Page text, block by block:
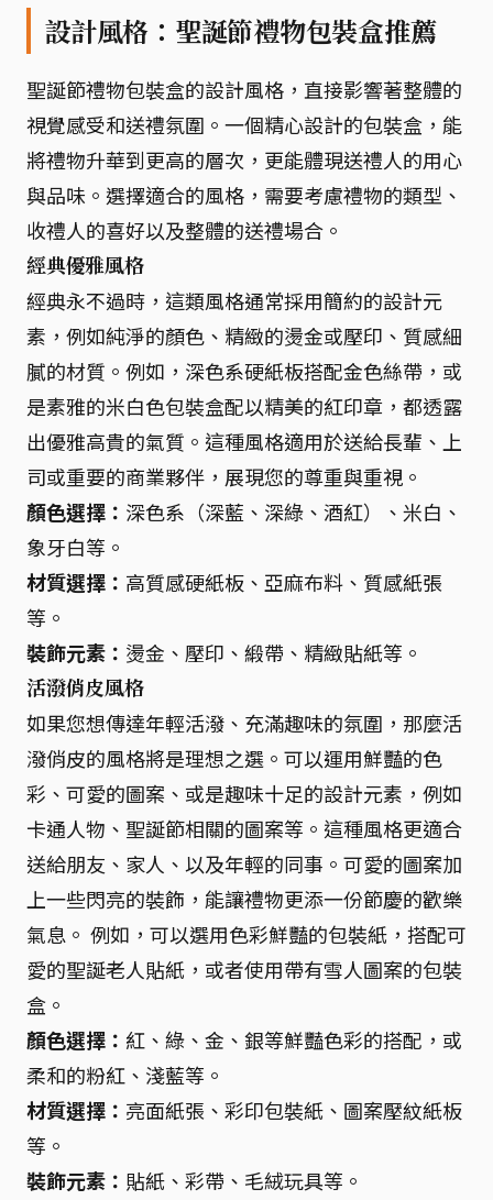
設計風格：聖誕節禮物包裝盒推薦
聖誕節禮物包裝盒的設計風格，直接影響著整體的
視覺感受和送禮氛圍。一個精心設計的包裝盒，能
將禮物升華到更高的層次，更能體現送禮人的用心
與品味。選擇適合的風格，需要考慮禮物的類型、
收禮人的喜好以及整體的送禮場合。
經典優雅風格
經典永不過時，這類風格通常採用簡約的設計元
素，例如純淨的顏色、精緻的燙金或壓印、質感細
膩的材質。例如，深色系硬紙板搭配金色絲帶，或
是素雅的米白色包裝盒配以精美的紅印章，都透露
出優雅高貴的氣質。這種風格適用於送給長輩、上
司或重要的商業夥伴，展現您的尊重與重視。
顏色選擇： 深色系（深藍、深綠、酒紅）、米白、
象牙白等。
材質選擇： 高質感硬紙板、亞麻布料、質感紙張
等。
裝飾元素： 燙金、壓印、緞帶、精緻貼紙等。
活潑俏皮風格
如果您想傳達年輕活潑、充滿趣味的氛圍，那麼活
潑俏皮的風格將是理想之選。可以運用鮮豔的色
彩、可愛的圖案、或是趣味十足的設計元素，例如
卡通人物、聖誕節相關的圖案等。這種風格更適合
送給朋友、家人、以及年輕的同事。可愛的圖案加
上一些閃亮的裝飾，能讓禮物更添一份節慶的歡樂
氣息。 例如，可以選用色彩鮮豔的包裝紙，搭配可
愛的聖誕老人貼紙，或者使用帶有雪人圖案的包裝
盒。
顏色選擇： 紅、綠、金、銀等鮮豔色彩的搭配，或
柔和的粉紅、淺藍等。
材質選擇： 亮面紙張、彩印包裝紙、圖案壓紋紙板
等。
裝飾元素： 貼紙、彩帶、毛絨玩具等。